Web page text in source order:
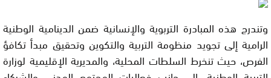
وتندرج هذه المبادرة التربوية والإنسانية ضمن الدينامية الوطنية
الرامية إلى تجويد منظومة التربية والتكوين وتحقيق مبدأ تكافؤ
الفرص، حيث تنخرط السلطات المحلية، والمديرية الإقليمية لوزارة